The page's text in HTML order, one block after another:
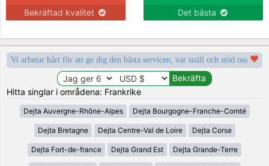
Bekräftad kvalitet Det bästa
Vi arbetar hårt för att ge dig den bästa servicen, var snäll och stöd oss
Hitta singlar i områdena: Frankrike
Dejta Auvergne-Rhône-Alpes Dejta Bourgogne-Franche-Comté
Dejta Bretagne Dejta Centre-Val de Loire Dejta Corse
Dejta Fort-de-france Dejta Grand Est Dejta Grande-Terre